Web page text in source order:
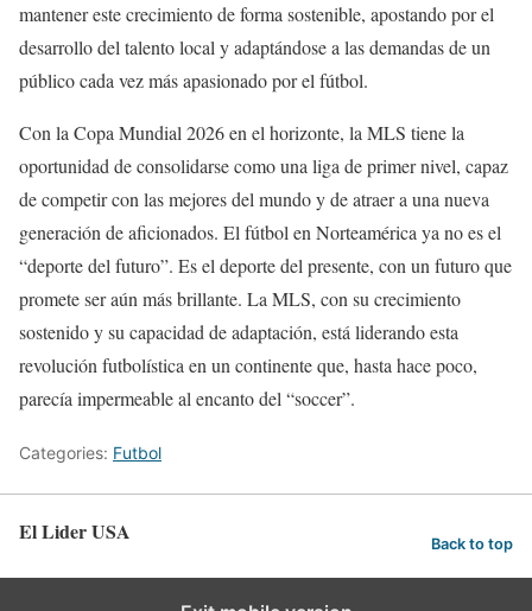
mantener este crecimiento de forma sostenible, apostando por el
desarrollo del talento local y adaptándose a las demandas de un
público cada vez más apasionado por el fútbol.
Con la Copa Mundial 2026 en el horizonte, la MLS tiene la
oportunidad de consolidarse como una liga de primer nivel, capaz
de competir con las mejores del mundo y de atraer a una nueva
generación de aficionados. El fútbol en Norteamérica ya no es el
“deporte del futuro”. Es el deporte del presente, con un futuro que
promete ser aún más brillante. La MLS, con su crecimiento
sostenido y su capacidad de adaptación, está liderando esta
revolución futbolística en un continente que, hasta hace poco,
parecía impermeable al encanto del “soccer”.
Categories: Futbol
El Lider USA Back to top